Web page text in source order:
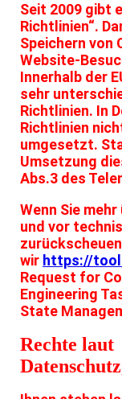
Seit 2009 gibt
Richtlinien“.
Speichern von
Website-
Innerhalb der
sehr
Richtlinien. In
Richtlinien
umgesetzt.
Umsetzung
Abs.3 des
Wenn Sie
und vor
wir https://
Request for
Engineering
State
Rechte laut